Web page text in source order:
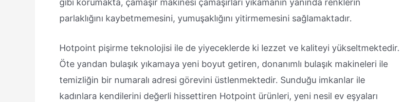
parlaklığını kaybetmemesini, yumuşaklığını yitirmemesini sağlamaktadır.
Hotpoint pişirme teknolojisi ile de yiyeceklerde ki lezzet ve kaliteyi yükseltmektedir.
Öte yandan bulaşık yıkamaya yeni boyut getiren, donanımlı bulaşık makineleri ile
temizliğin bir numaralı adresi görevini üstlenmektedir. Sunduğu imkanlar ile
kadınlara kendilerini değerli hissettiren Hotpoint ürünleri, yeni nesil ev eşyaları